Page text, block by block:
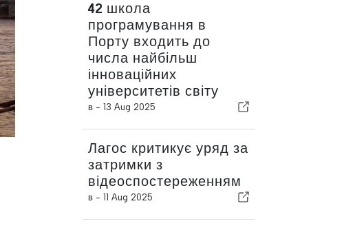
42 школа
програмування в
Порту входить до
числа найбільш
інноваційних
університетів світу
в - 13 Aug 2025
Лагос критикує уряд за
затримки з
відеоспостереженням
в - 11 Aug 2025